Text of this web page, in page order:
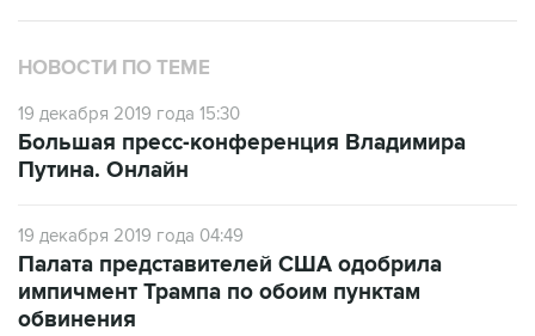
НОВОСТИ ПО ТЕМЕ
19 декабря 2019 года 15:30
Большая пресс-конференция Владимира
Путина. Онлайн
19 декабря 2019 года 04:49
Палата представителей США одобрила
импичмент Трампа по обоим пунктам
обвинения